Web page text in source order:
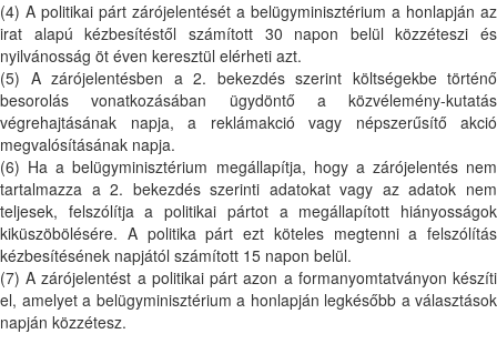
(4) A politikai párt zárójelentését a belügyminisztérium a honlapján az
irat alapú kézbesítéstől számított 30 napon belül közzéteszi és
nyilvánosság öt éven keresztül elérheti azt.
(5) A zárójelentésben a 2. bekezdés szerint költségekbe történő
besorolás vonatkozásában ügydöntő a közvélemény-kutatás
végrehajtásának napja, a reklámakció vagy népszerűsítő akció
megvalósításának napja.
(6) Ha a belügyminisztérium megállapítja, hogy a zárójelentés nem
tartalmazza a 2. bekezdés szerinti adatokat vagy az adatok nem
teljesek, felszólítja a politikai pártot a megállapított hiányosságok
kiküszöbölésére. A politika párt ezt köteles megtenni a felszólítás
kézbesítésének napjától számított 15 napon belül.
(7) A zárójelentést a politikai párt azon a formanyomtatványon készíti
el, amelyet a belügyminisztérium a honlapján legkésőbb a választások
napján közzétesz.